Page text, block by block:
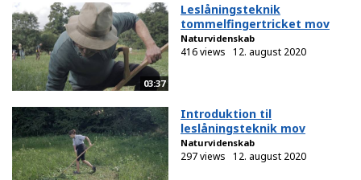
03:37
Leslåningsteknik
tommelfingertricket mov
Naturvidenskab
416 views 12. august 2020
Introduktion til
leslåningsteknik mov
Naturvidenskab
297 views 12. august 2020